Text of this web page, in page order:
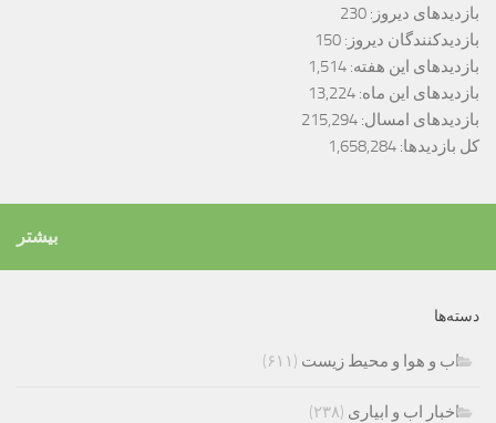
بازدیدهای دیروز: 230
بازدیدکنندگان دیروز: 150
بازدیدهای این هفته: 1,514
بازدیدهای این ماه: 13,224
بازدیدهای امسال: 215,294
کل بازدیدها: 1,658,284
بیشتر
دسته‌ها
اب و هوا و محیط زیست (۶۱۱)
اخبار اب و ابیاری (۲۳۸)